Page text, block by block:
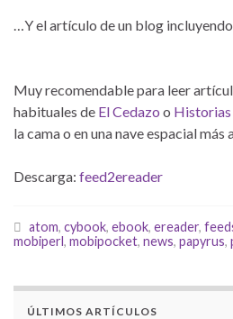
…Y el artículo de un blog
Muy recomendable para leer
habituales de El Cedazo o Historias
la cama o en una nave espacial
Descarga: feed2ereader
atom, cybook, ebook, ereader,
mobiperl, mobipocket, news, papyrus,
ÚLTIMOS ARTÍCULOS